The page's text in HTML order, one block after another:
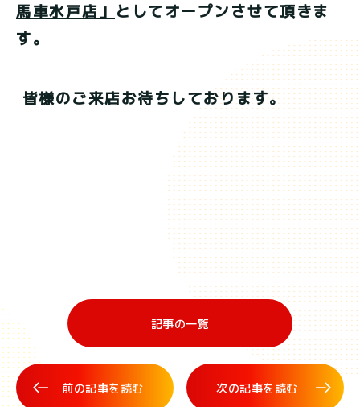
馬車水戸店」 としてオープンさせて頂きま
す。
皆様のご来店お待ちしております。
記事の一覧
次の記事を読む
前の記事を読む